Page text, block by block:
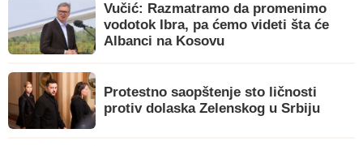
Vučić: Razmatramo da promenimo
vodotok Ibra, pa ćemo videti šta će
Albanci na Kosovu
Protestno saopštenje sto ličnosti
protiv dolaska Zelenskog u Srbiju